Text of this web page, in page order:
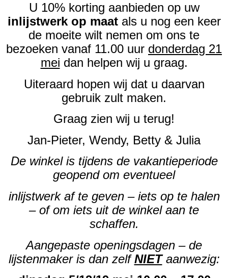
U 10% korting aanbieden op uw
inlijstwerk op maatals u nog een keer
de moeite wilt nemen om ons te
bezoeken vanaf 11.00 uur donderdag 21
mei dan helpen wij u graag.
Uiteraard hopen wij dat u daarvan
gebruik zult maken.
Graag zien wij u terug!
Jan-Pieter, Wendy, Betty & Julia
De winkel is tijdens de vakantieperiode
geopend om eventueel
inlijstwerk af te geven – iets op te halen
– of om iets uit de winkel aan te
schaffen.
Aangepaste openingsdagen – de
lijstenmaker is dan zelfNIETaanwezig: